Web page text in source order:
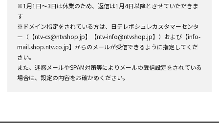
※1月1日～3日は休業のため、返信は1月4日以降とさせていただきま
す
※ドメイン指定をされている方は、日テレポシュレカスタマーセンタ
ー（【ntv-cs@ntvshop.jp】【ntv-info@ntvshop.jp】）および【info-
mail.shop.ntv.co.jp】からのメールが受信できるように指定してくだ
さい。
また、迷惑メールやSPAM対策等によりメールの受信設定をされている
場合は、設定の内容をお確かめください。